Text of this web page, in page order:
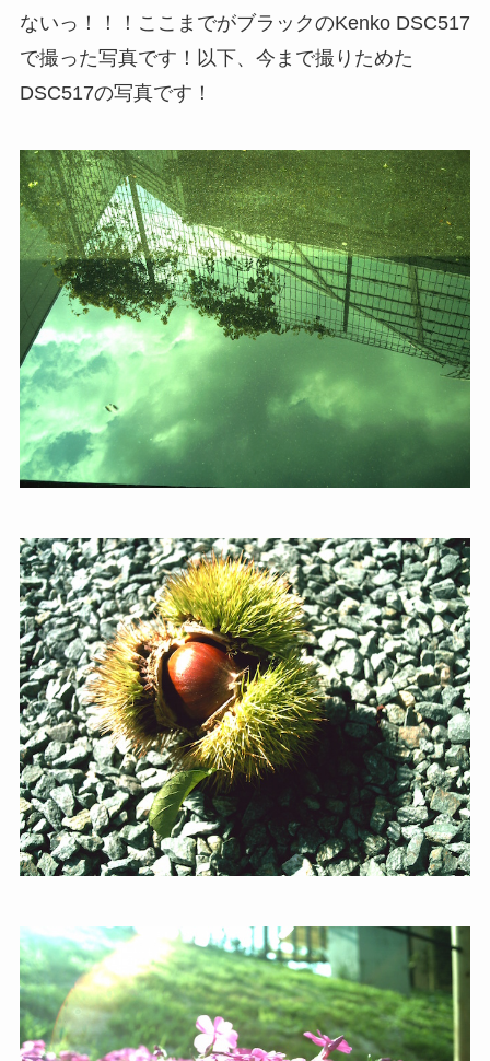
ないっ！！！ここまでがブラックのKenko DSC517
で撮った写真です！以下、今まで撮りためた
DSC517の写真です！